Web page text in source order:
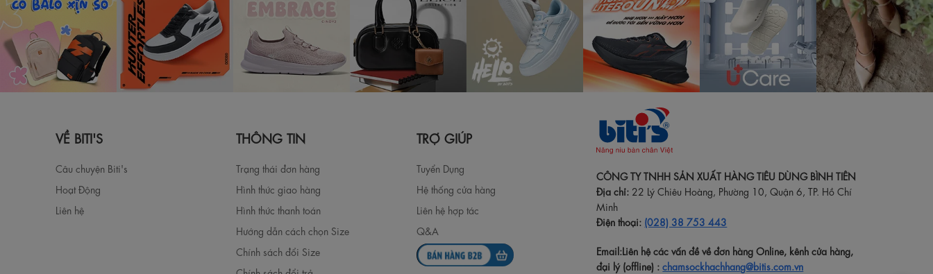
VỀ BITI'S
Câu chuyện Biti's
Hoạt Động
Liên hệ
THÔNG TIN
Trạng thái đơn hàng
Hình thức giao hàng
Hình thức thanh toán
Hướng dẫn cách chọn Size
Chính sách đổi Size
TRỢ GIÚP
Tuyển Dụng
Hệ thống cửa hàng
Liên hệ hợp tác
Q&A
CÔNG TY TNHH SẢN XUẤT HÀNG TIÊU DÙNG BÌNH TIÊN
Địa chỉ: 22 Lý Chiêu Hoàng, Phường 10, Quận 6, TP. Hồ Chí
Minh
Điện thoại: (028) 38 753 443
Email:Liên hệ các vấn đề về đơn hàng Online, kênh cửa hàng,
đại lý (offline) : chamsockhachhang@bitis.com.vn